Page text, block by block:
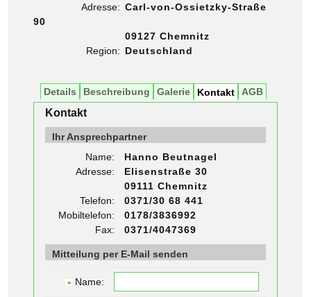
Adresse: Carl-von-Ossietzky-Straße
90
09127 Chemnitz
Region: Deutschland
Details Beschreibung Galerie Kontakt AGB
Kontakt
Ihr Ansprechpartner
Name:
Hanno Beutnagel
Adresse:
Elisenstraße 30
09111 Chemnitz
Telefon:
0371/30 68 441
Mobiltelefon:
0178/3836992
Fax:
0371/4047369
Mitteilung per E-Mail senden
Name: